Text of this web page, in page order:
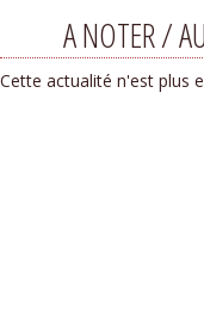
A NOTER /
Cette actualité n'est plus